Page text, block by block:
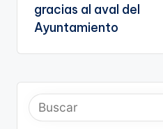
gracias al aval del
Ayuntamiento